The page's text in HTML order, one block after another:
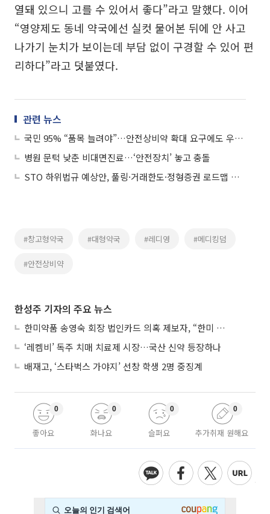
열돼 있으니 고를 수 있어서 좋다”라고 말했다. 이어
“영양제도 동네 약국에선 실컷 물어본 뒤에 안 사고
나가기 눈치가 보이는데 부담 없이 구경할 수 있어 편
리하다”라고 덧붙였다.
관련 뉴스
국민 95% “품목 늘려야”…안전상비약 확대 요구에도 우려 여전
병원 문턱 낮춘 비대면진료…‘안전장치’ 놓고 충돌
STO 하위법규 예상안, 풀링·거래한도·정형증권 로드맵 제시
#창고형약국 #대형약국 #레디영 #메디킹덤
#안전상비약
한성주 기자의 주요 뉴스
한미약품 송영숙 회장 법인카드 의혹 제보자, “한미 잘 되기 바라는 마음”
‘레켐비’ 독주 치매 치료제 시장…국산 신약 등장하나
배재고, ‘스타벅스 가야지’ 선창 학생 2명 중징계
좋아요
0
화나요
0
슬퍼요
0
추가취재 원해요
0